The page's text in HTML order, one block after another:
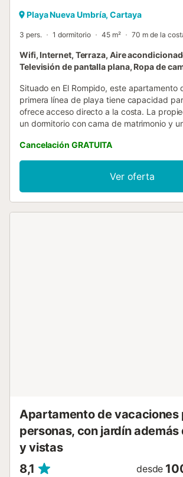
Playa Nueva Umbría, Cartaya
3 pers. 1 dormitorio 45 m² 70 m de la
Wifi, Internet, Terraza, Aire
Televisión de pantalla plana, Ropa de
Situado en El Rompido, este apartamento
primera línea de playa tiene capacidad
ofrece acceso directo a la costa. La
un dormitorio con cama de matrimonio y
funcional para su estancia. El apartamento
cocina totalmente equipada con
cafetera, además de un baño privado con
suelo. Dispone de aire acondicionado,
insonorización, junto con televisión de
Cancelación GRATUITA
Ver oferta
Apartamento de vacaciones
personas, con jardín además
y vistas
8,1
desde